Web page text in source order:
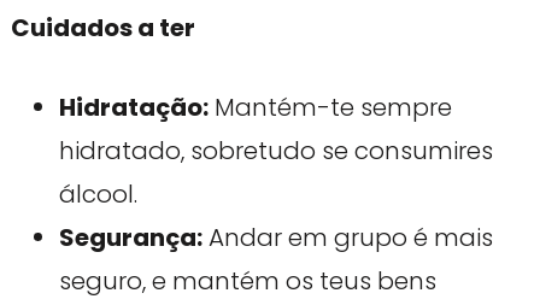
Cuidados a ter
Hidratação:Mantém-te sempre
hidratado, sobretudo se consumires
álcool.
Segurança:Andar em grupo é mais
seguro, e mantém os teus bens